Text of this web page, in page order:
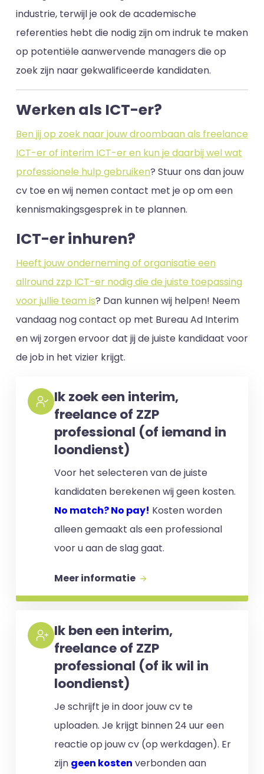
industrie, terwijl je ook de academische
referenties hebt die nodig zijn om indruk te maken
op potentiële aanwervende managers die op
zoek zijn naar gekwalificeerde kandidaten.
Werken als ICT-er?
Ben jij op zoek naar jouw droombaan als freelance
ICT-er of interim ICT-er en kun je daarbij wel wat
professionele hulp gebruiken? Stuur ons dan jouw
cv toe en wij nemen contact met je op om een
kennismakingsgesprek in te plannen.
ICT-er inhuren?
Heeft jouw onderneming of organisatie een
allround zzp ICT-er nodig die de juiste toepassing
voor jullie team is? Dan kunnen wij helpen! Neem
vandaag nog contact op met Bureau Ad Interim
en wij zorgen ervoor dat jij de juiste kandidaat voor
de job in het vizier krijgt.
Ik zoek een interim,
freelance of ZZP
professional (of iemand in
loondienst)
Voor het selecteren van de juiste
kandidaten berekenen wij geen kosten.
No match? No pay! Kosten worden
alleen gemaakt als een professional
voor u aan de slag gaat.
Meer informatie
Ik ben een interim,
freelance of ZZP
professional (of ik wil in
loondienst)
Je schrijft je in door jouw cv te
uploaden. Je krijgt binnen 24 uur een
reactie op jouw cv (op werkdagen). Er
zijn geen kosten verbonden aan